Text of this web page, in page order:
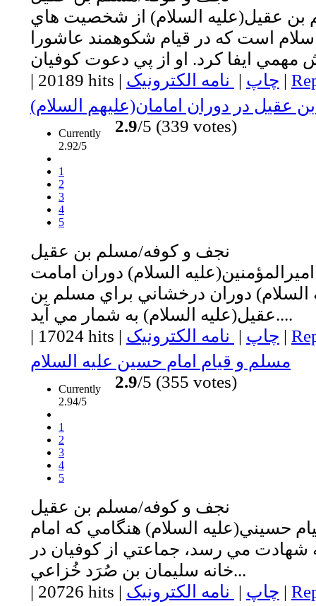
بن عقيل(عليه السلام) از شخصيت هاي
است كه در قيام شكوهمند عاشورا
| 20189 hits | چاپ | نامه الکترونیک |
عقيل در دوران امامان(عليهم السلام)
Currently
2.92/5
1
2
3
4
5
2.9/5 (339 votes)
نجف و كوفه/مسلم بن عقيل
السلام) دوران امامت
السلام) دوران درخشاني براي مسلم بن
عقيل(عليه السلام) به شمار مي آيد....
| 17024 hits | چاپ | نامه الکترونیک |
مسلم و قيام امام حسين عليه السلام
Currently
2.94/5
1
2
3
4
5
2.9/5 (355 votes)
نجف و كوفه/مسلم بن عقيل
حسيني(عليه السلام) هنگامي كه امام
شهادت مي رسد، جماعتي از كوفيان در
خانه سليمان بن صُرَد خُزاعي...
| 20726 hits | چاپ | نامه الکترونیک |